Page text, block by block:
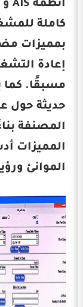
بمميزات
إعادة
حديثة حول
المصنفة
المميزات
الموانئ